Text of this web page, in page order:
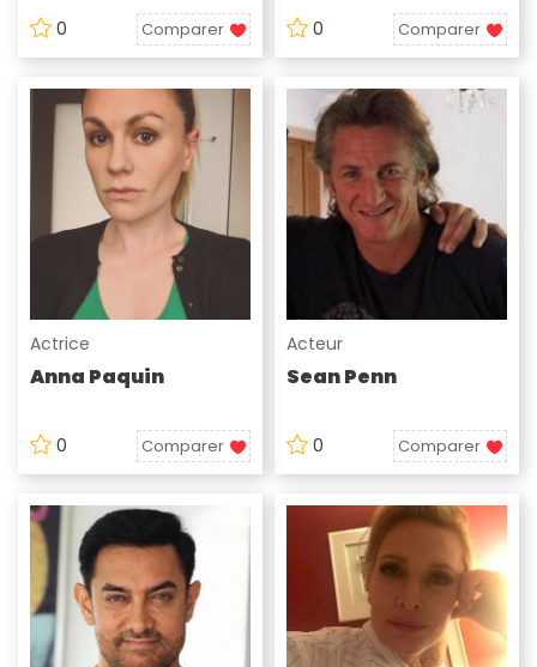
0 Comparer 0 Comparer
Actrice
Anna Paquin
0 Comparer
Acteur
Sean Penn
0 Comparer